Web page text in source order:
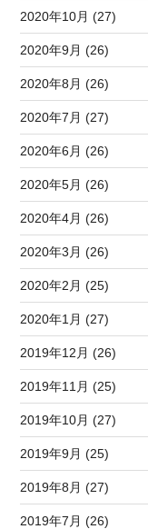
2020年10月 (27)
2020年9月 (26)
2020年8月 (26)
2020年7月 (27)
2020年6月 (26)
2020年5月 (26)
2020年4月 (26)
2020年3月 (26)
2020年2月 (25)
2020年1月 (27)
2019年12月 (26)
2019年11月 (25)
2019年10月 (27)
2019年9月 (25)
2019年8月 (27)
2019年7月 (26)